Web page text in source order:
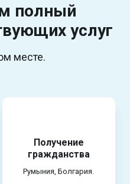
полный
услуг
месте.
Получение
гражданства
Румыния, Болгария.